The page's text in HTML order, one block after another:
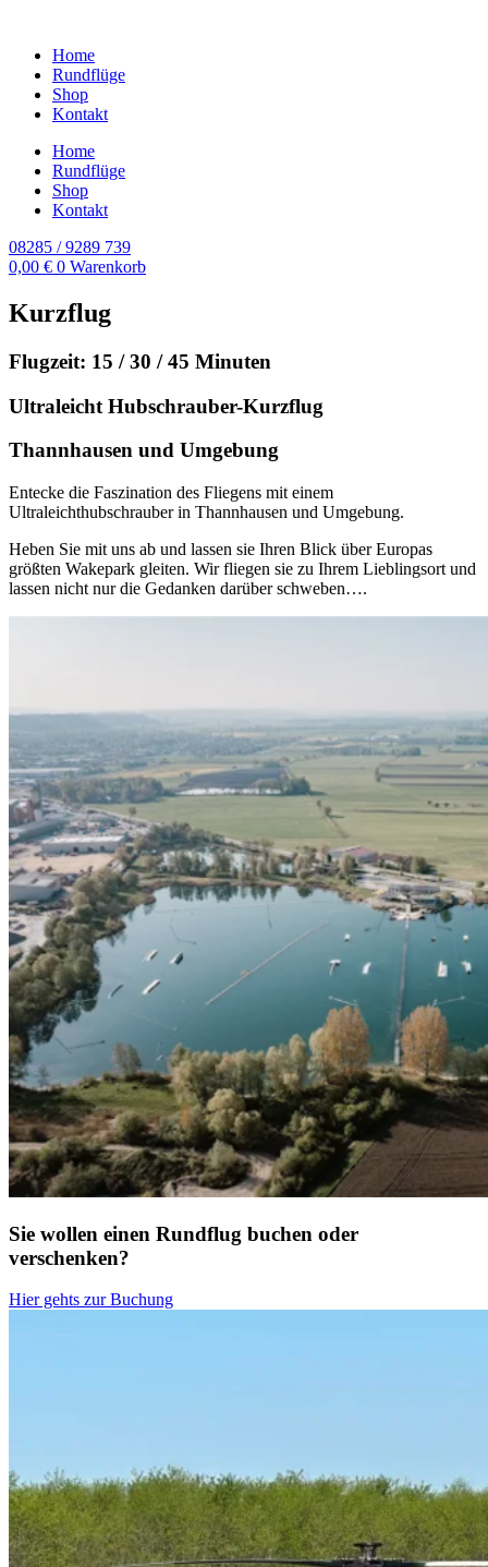
Home
Rundflüge
Shop
Kontakt
Home
Rundflüge
Shop
Kontakt
08285 / 9289 739
0,00 € 0 Warenkorb
Kurzflug
Flugzeit: 15 / 30 / 45 Minuten
Ultraleicht Hubschrauber-Kurzflug
Thannhausen und Umgebung
Entecke die Faszination des Fliegens mit einem
Ultraleichthubschrauber in Thannhausen und Umgebung.
Heben Sie mit uns ab und lassen sie Ihren Blick über Europas
größten Wakepark gleiten. Wir fliegen sie zu Ihrem Lieblingsort und
lassen nicht nur die Gedanken darüber schweben….
Sie wollen einen Rundflug buchen oder
verschenken?
Hier gehts zur Buchung